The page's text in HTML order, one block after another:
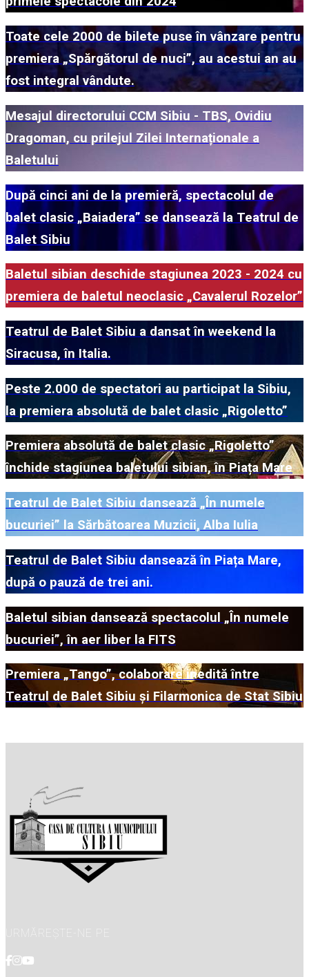
Toate cele 2000 de bilete puse în vânzare pentru
premiera „Spărgătorul de nuci”, au acestui an au
fost integral vândute.
Mesajul directorului CCM Sibiu - TBS, Ovidiu
Dragoman, cu prilejul Zilei Internaționale a
Baletului
După cinci ani de la premieră, spectacolul de
balet clasic „Baiadera” se dansează la Teatrul de
Balet Sibiu
Baletul sibian deschide stagiunea 2023 - 2024 cu
premiera de baletul neoclasic „Cavalerul Rozelor”
Teatrul de Balet Sibiu a dansat în weekend la
Siracusa, în Italia.
Peste 2.000 de spectatori au participat la Sibiu,
la premiera absolută de balet clasic „Rigoletto”
Premiera absolută de balet clasic „Rigoletto”
închide stagiunea baletului sibian, în Piața Mare
Teatrul de Balet Sibiu dansează „În numele
bucuriei” la Sărbătoarea Muzicii, Alba Iulia
Teatrul de Balet Sibiu dansează în Piața Mare,
după o pauză de trei ani.
Baletul sibian dansează spectacolul „În numele
bucuriei”, în aer liber la FITS
Premiera „Tango”, colaborare inedită între
Teatrul de Balet Sibiu și Filarmonica de Stat Sibiu
URMĂREȘTE-NE PE